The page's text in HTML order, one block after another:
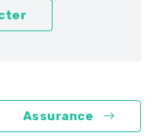
Assurance